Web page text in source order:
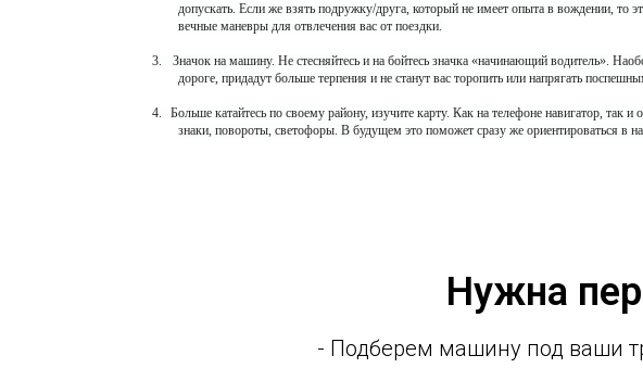
допускать. Если же взять подружку/друга, который не имеет опыта в вождении, то
вечные маневры для отвлечения вас от поездки.
3.
Значок на машину. Не стесняйтесь и на бойтесь значка «начинающий водитель».
дороге, придадут больше терпения и не станут вас торопить или напрягать
4.
Больше катайтесь по своему району, изучите карту. Как на телефоне навигатор, так
знаки, повороты, светофоры. В будущем это поможет сразу же ориентироваться в
Нужна
- Подберем машину под ваши